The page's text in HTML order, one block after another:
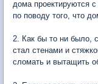
дома проектируются
по поводу того, что
2. Как бы то ни было,
стал стенами и
сломать и вытащить